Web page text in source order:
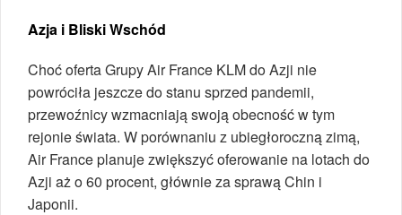
Azja i Bliski Wschód
Choć oferta Grupy Air France KLM do Azji nie
powróciła jeszcze do stanu sprzed pandemii,
przewoźnicy wzmacniają swoją obecność w tym
rejonie świata. W porównaniu z ubiegłoroczną zimą,
Air France planuje zwiększyć oferowanie na lotach do
Azji aż o 60 procent, głównie za sprawą Chin i
Japonii.